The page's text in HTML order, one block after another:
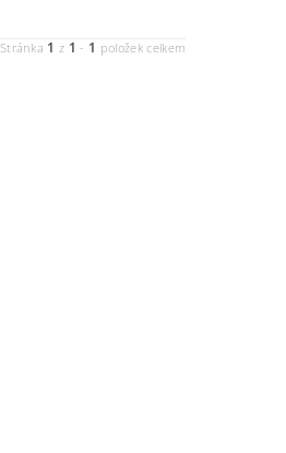
Stránka 1 z 1 - 1 položek celkem